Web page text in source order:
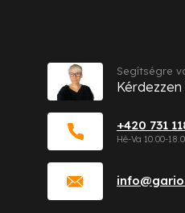
info@
+420 731
Segítségre